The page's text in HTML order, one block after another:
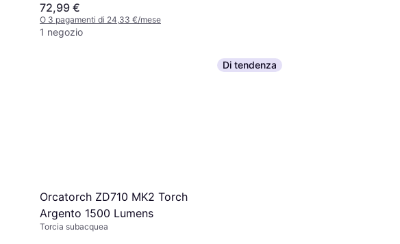
72,99 €
O 3 pagamenti di 24,33 €/mese
1 negozio
Orcatorch ZD710 MK2 Torch
Argento 1500 Lumens
Torcia subacquea
Di tendenza